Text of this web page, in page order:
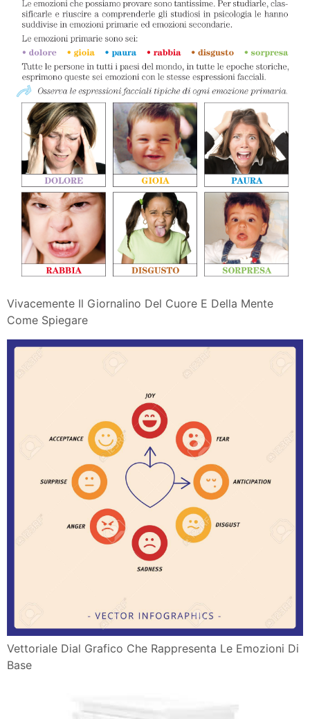
Vivacemente Il Giornalino Del Cuore E Della Mente
Come Spiegare
Vettoriale Dial Grafico Che Rappresenta Le Emozioni Di
Base